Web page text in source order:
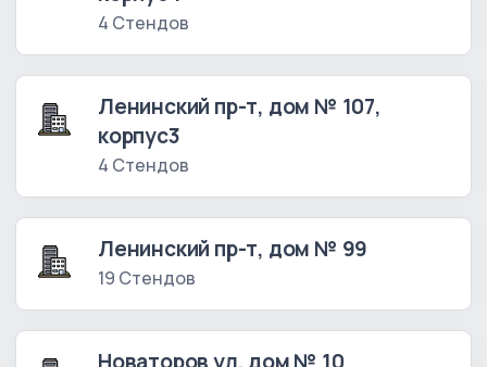
4 Стендов
Ленинский пр-т, дом № 107,
корпус3
4 Стендов
Ленинский пр-т, дом № 99
19 Стендов